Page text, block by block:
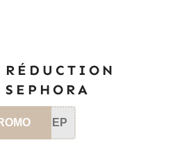
SEP